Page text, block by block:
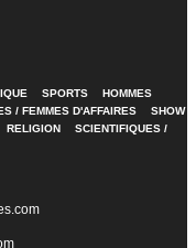
SPORTS
HOMMES
/ FEMMES D'AFFAIRES
SHOW
RELIGION
SCIENTIFIQUES /